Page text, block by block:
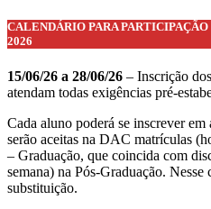
CALENDÁRIO PARA PARTICIPAÇÃO
2026
15/06/26 a 28/06/26 – Inscrição
atendam todas exigências pré-
Cada aluno poderá se inscrever
serão aceitas na DAC matrículas
– Graduação, que coincida com
semana) na Pós-Graduação.
substituição.